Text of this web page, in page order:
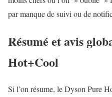
par manque de suivi ou de
Résumé et avis
Hot+Cool
Si l’on résume, le Dyson Pure